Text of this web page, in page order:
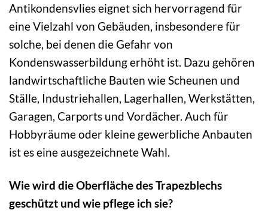
Antikondensvlies eignet sich hervorragend für
eine Vielzahl von Gebäuden, insbesondere für
solche, bei denen die Gefahr von
Kondenswasserbildung erhöht ist. Dazu gehören
landwirtschaftliche Bauten wie Scheunen und
Ställe, Industriehallen, Lagerhallen, Werkstätten,
Garagen, Carports und Vordächer. Auch für
Hobbyräume oder kleine gewerbliche Anbauten
ist es eine ausgezeichnete Wahl.
Wie wird die Oberfläche des Trapezblechs
geschützt und wie pflege ich sie?